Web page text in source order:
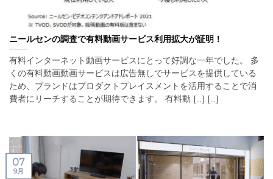
ニールセンの調査で有料動画サービス利用拡大が証明！
有料インターネット動画サービスにとって好調な一年でした。 多
くの有料動画動画サービスは広告無しでサービスを提供している
ため、ブランドはプロダクトプレイスメントを活用することで消
費者にリーチすることが期待できます。 有料動 [...] [...]
07
9月